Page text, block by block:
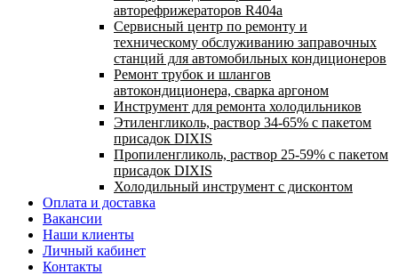
авторефрижераторов R404a
Сервисный центр по ремонту и
техническому обслуживанию заправочных
станций для автомобильных кондиционеров
Ремонт трубок и шлангов
автокондиционера, сварка аргоном
Инструмент для ремонта холодильников
Этиленгликоль, раствор 34-65% с пакетом
присадок DIXIS
Пропиленгликоль, раствор 25-59% с пакетом
присадок DIXIS
Холодильный инструмент с дисконтом
Оплата и доставка
Вакансии
Наши клиенты
Личный кабинет
Контакты